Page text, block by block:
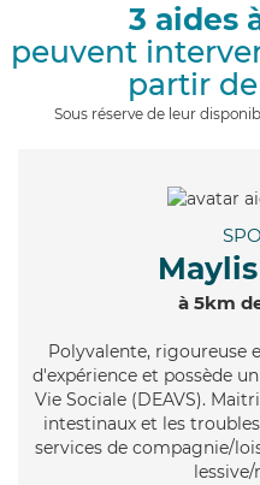
3 aides
peuvent
partir de
Sous réserve de leur
à 5km
Polyvalente, rigoureuse
d'expérience et possède
Vie Sociale (DEAVS).
intestinaux et les
services de compagnie/